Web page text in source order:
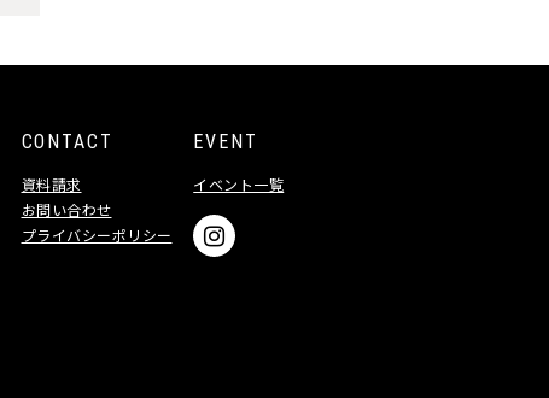
CONTACT
資料請求
お問い合わせ
プライバシーポリシー
EVENT
イベント一覧